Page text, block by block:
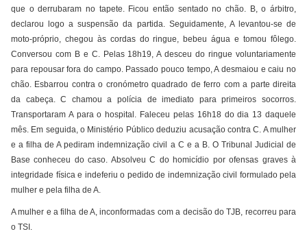
que o derrubaram no tapete. Ficou então sentado no chão. B, o árbitro,
declarou logo a suspensão da partida. Seguidamente, A levantou-se de
moto-próprio, chegou às cordas do ringue, bebeu água e tomou fôlego.
Conversou com B e C. Pelas 18h19, A desceu do ringue voluntariamente
para repousar fora do campo. Passado pouco tempo, A desmaiou e caiu no
chão. Esbarrou contra o cronómetro quadrado de ferro com a parte direita
da cabeça. C chamou a polícia de imediato para primeiros socorros.
Transportaram A para o hospital. Faleceu pelas 16h18 do dia 13 daquele
mês. Em seguida, o Ministério Público deduziu acusação contra C. A mulher
e a filha de A pediram indemnização civil a C e a B. O Tribunal Judicial de
Base conheceu do caso. Absolveu C do homicídio por ofensas graves à
integridade física e indeferiu o pedido de indemnização civil formulado pela
mulher e pela filha de A.
A mulher e a filha de A, inconformadas com a decisão do TJB, recorreu para
o TSI.